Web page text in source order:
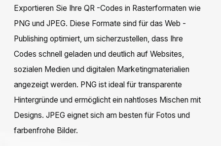
Exportieren Sie Ihre QR -Codes in Rasterformaten wie
PNG und JPEG. Diese Formate sind für das Web -
Publishing optimiert, um sicherzustellen, dass Ihre
Codes schnell geladen und deutlich auf Websites,
sozialen Medien und digitalen Marketingmaterialien
angezeigt werden. PNG ist ideal für transparente
Hintergründe und ermöglicht ein nahtloses Mischen mit
Designs. JPEG eignet sich am besten für Fotos und
farbenfrohe Bilder.